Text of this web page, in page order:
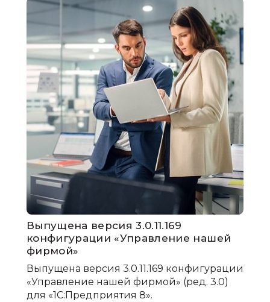
Выпущена версия 3.0.11.169
конфигурации «Управление нашей
фирмой»
Выпущена версия 3.0.11.169 конфигурации
«Управление нашей фирмой» (ред. 3.0)
для «1С:Предприятия 8».